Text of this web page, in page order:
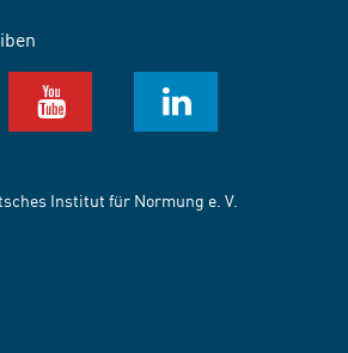
Institut für Normung e. V.